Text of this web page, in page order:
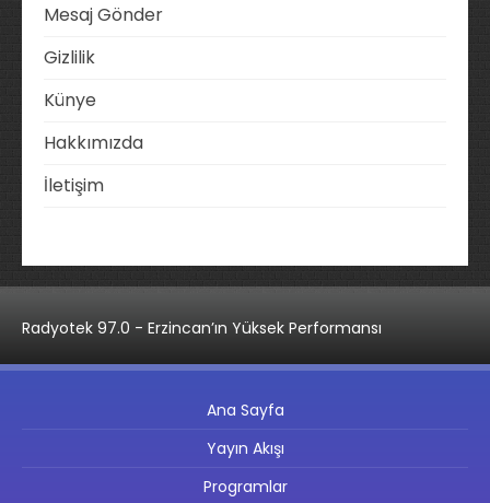
Mesaj Gönder
Gizlilik
Künye
Hakkımızda
İletişim
Radyotek 97.0 - Erzincan’ın Yüksek Performansı
Ana Sayfa
Yayın Akışı
Programlar